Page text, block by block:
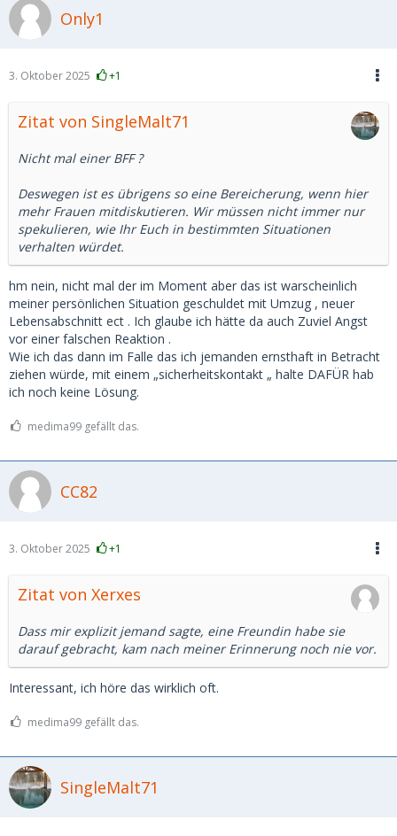
Only1
3. Oktober 2025 +1
Zitat von SingleMalt71
Nicht mal einer BFF ?
Deswegen ist es übrigens so eine Bereicherung, wenn hier
mehr Frauen mitdiskutieren. Wir müssen nicht immer nur
spekulieren, wie Ihr Euch in bestimmten Situationen
verhalten würdet.
hm nein, nicht mal der im Moment aber das ist warscheinlich
meiner persönlichen Situation geschuldet mit Umzug , neuer
Lebensabschnitt ect . Ich glaube ich hätte da auch Zuviel Angst
vor einer falschen Reaktion .
Wie ich das dann im Falle das ich jemanden ernsthaft in Betracht
ziehen würde, mit einem „sicherheitskontakt „ halte DAFÜR hab
ich noch keine Lösung.
medima99 gefällt das.
CC82
3. Oktober 2025 +1
Zitat von Xerxes
Dass mir explizit jemand sagte, eine Freundin habe sie
darauf gebracht, kam nach meiner Erinnerung noch nie vor.
Interessant, ich höre das wirklich oft.
medima99 gefällt das.
SingleMalt71